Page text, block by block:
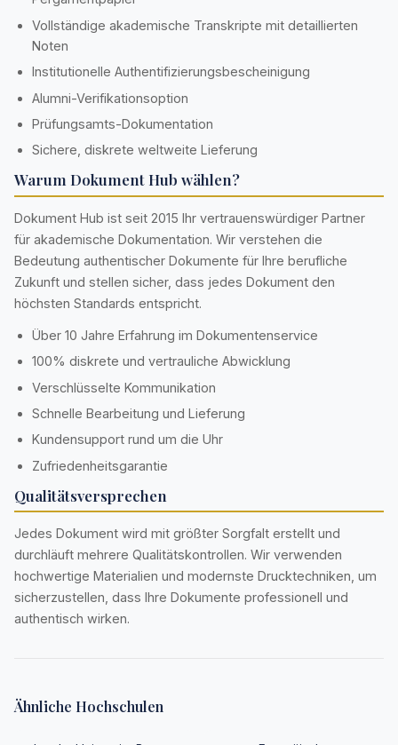
Vollständige akademische Transkripte mit detaillierten
Noten
Institutionelle Authentifizierungsbescheinigung
Alumni-Verifikationsoption
Prüfungsamts-Dokumentation
Sichere, diskrete weltweite Lieferung
Warum Dokument Hub wählen?
Dokument Hub ist seit 2015 Ihr vertrauenswürdiger Partner
für akademische Dokumentation. Wir verstehen die
Bedeutung authentischer Dokumente für Ihre berufliche
Zukunft und stellen sicher, dass jedes Dokument den
höchsten Standards entspricht.
Über 10 Jahre Erfahrung im Dokumentenservice
100% diskrete und vertrauliche Abwicklung
Verschlüsselte Kommunikation
Schnelle Bearbeitung und Lieferung
Kundensupport rund um die Uhr
Zufriedenheitsgarantie
Qualitätsversprechen
Jedes Dokument wird mit größter Sorgfalt erstellt und
durchläuft mehrere Qualitätskontrollen. Wir verwenden
hochwertige Materialien und modernste Drucktechniken, um
sicherzustellen, dass Ihre Dokumente professionell und
authentisch wirken.
Ähnliche Hochschulen